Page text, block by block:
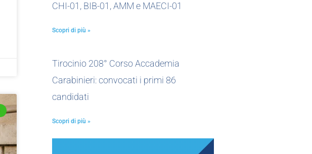
CHI-01, BIB-01, AMM e MAECI-01
Scopri di più »
Tirocinio 208° Corso Accademia
Carabinieri: convocati i primi 86
candidati
Scopri di più »